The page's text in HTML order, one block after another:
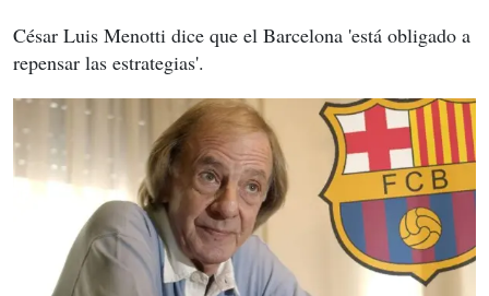
César Luis Menotti dice que el Barcelona 'está obligado a
repensar las estrategias'.